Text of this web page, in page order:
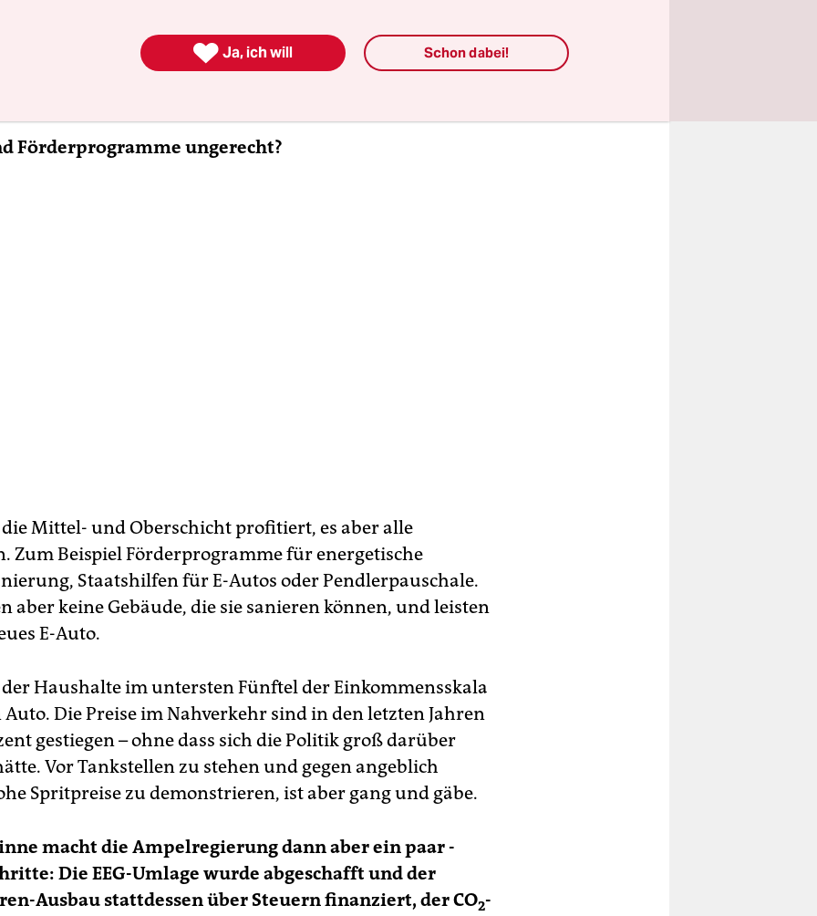
Und die energieintensive Industrie ist von der Umlage
das haben die Einkommensärmeren überproportional
Förderprogramme ungerecht?
die Mittel- und Oberschicht profitiert, es aber alle
Zum Beispiel Förderprogramme für energetische
Staatshilfen für E-Autos oder Pendlerpauschale.
aber keine Gebäude, die sie sanieren können, und leisten
E-Auto.
Haushalte im untersten Fünftel der Einkommensskala
Die Preise im Nahverkehr sind in den letzten Jahren
gestiegen – ohne dass sich die Politik groß darüber
Vor Tankstellen zu stehen und gegen angeblich
Spritpreise zu demonstrieren, ist aber gang und gäbe.
macht die Ampel­regierung dann aber ein paar
Die EEG-Umlage wurde abgeschafft und der
Ausbau stattdessen über ­Steuern ­finanziert, der CO2-
 Ja, ich will Schon dabei!